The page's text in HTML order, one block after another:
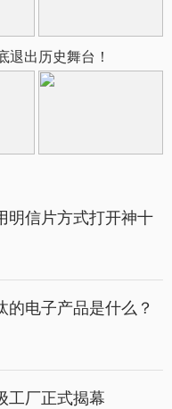
退出历史舞台！
明信片方式打开神十
的电子产品是什么？
工厂正式揭幕